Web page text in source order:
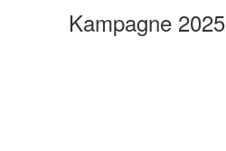
Kampagne 2025